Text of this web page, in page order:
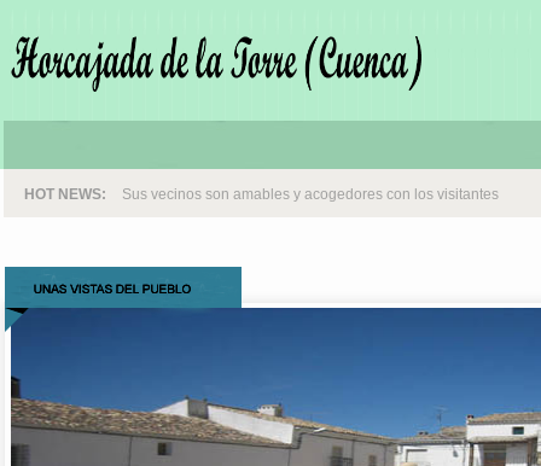
HOT NEWS: Sus vecinos son amables y acogedores con los visitantes